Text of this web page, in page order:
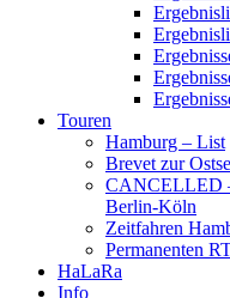
Touren
Hamburg – List
Brevet zur
CANCELLED
Berlin-Köln
Zeitfahren
Permanenten
HaLaRa
Info